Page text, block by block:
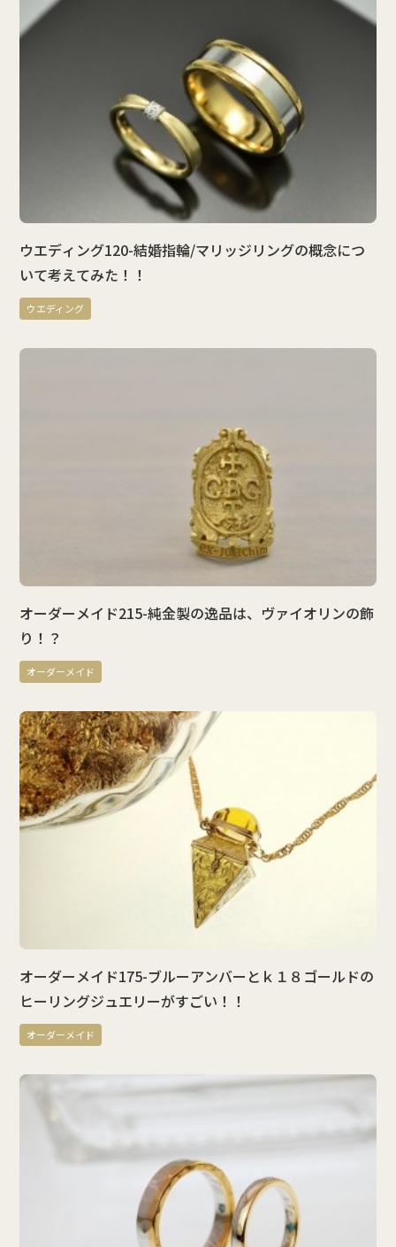
ウエディング120-結婚指輪/マリッジリングの概念につ
いて考えてみた！！
ウエディング
オーダーメイド215-純金製の逸品は、ヴァイオリンの飾
り！？
オーダーメイド
オーダーメイド175-ブルーアンバーとｋ１８ゴールドの
ヒーリングジュエリーがすごい！！
オーダーメイド